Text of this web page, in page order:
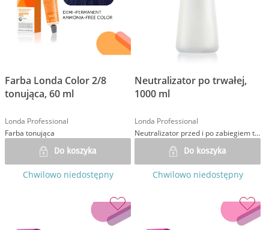
Farba Londa Color 2/8
tonująca, 60 ml
Londa Professional
Farba tonująca
Do koszyka
Chwilowo niedostępny
Neutralizator po trwałej,
1000 ml
Londa Professional
Neutralizator przed i po zabiegiem trwałej ondulacji
Do koszyka
Chwilowo niedostępny